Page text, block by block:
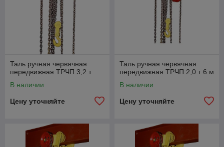
Таль ручная червячная
передвижная ТРЧП 3,2 т
В наличии
Цену уточняйте
Таль ручная червячная
передвижная ТРЧП 2,0 т 6 м
В наличии
Цену уточняйте